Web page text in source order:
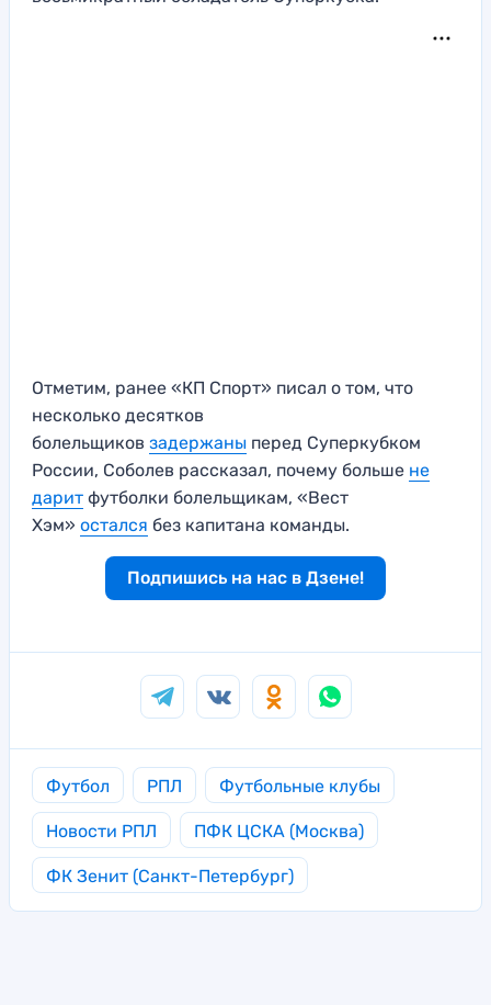
Отметим, ранее «КП Спорт» писал о том, что
несколько десятков
болельщиков задержаны перед Суперкубком
России, Соболев рассказал, почему больше не
дарит футболки болельщикам, «Вест
Хэм» остался без капитана команды.
Подпишись на нас в Дзене!
Футбол РПЛ Футбольные клубы
Новости РПЛ ПФК ЦСКА (Москва)
ФК Зенит (Санкт-Петербург)